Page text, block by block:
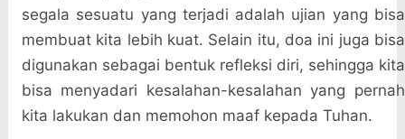
segala sesuatu yang terjadi adalah ujian yang bisa
membuat kita lebih kuat. Selain itu, doa ini juga bisa
digunakan sebagai bentuk refleksi diri, sehingga kita
bisa menyadari kesalahan-kesalahan yang pernah
kita lakukan dan memohon maaf kepada Tuhan.